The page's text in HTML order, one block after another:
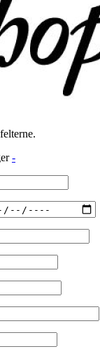
-